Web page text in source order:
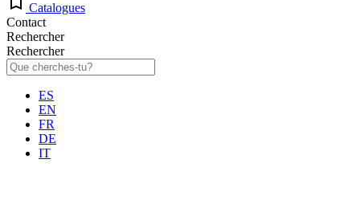
Catalogues
Contact
Rechercher
Rechercher
ES
EN
FR
DE
IT